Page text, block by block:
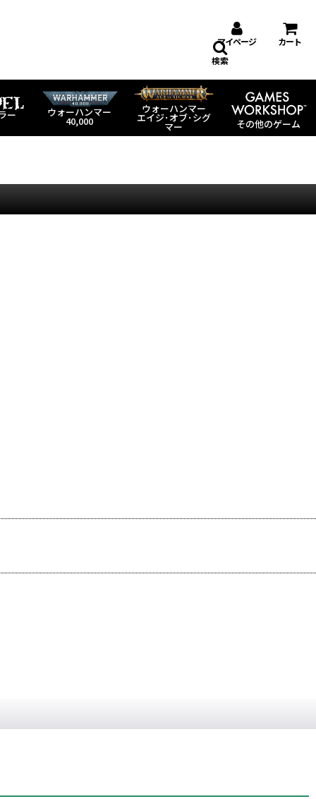
マイページ カート
ー ウォーハンマー
40,000
ウォーハンマー
エイジ･オブ･シグ
マー その他のゲーム
検索